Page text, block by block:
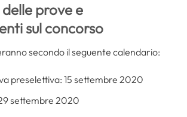
prove e
sul concorso
secondo il seguente calendario:
preselettiva: 15 settembre 2020
settembre 2020